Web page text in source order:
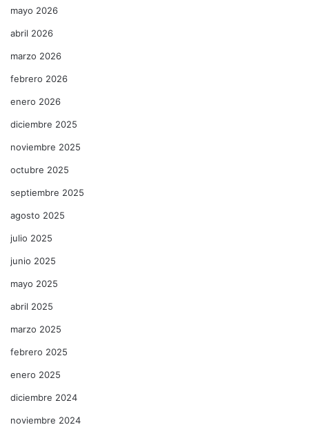
mayo 2026
abril 2026
marzo 2026
febrero 2026
enero 2026
diciembre 2025
noviembre 2025
octubre 2025
septiembre 2025
agosto 2025
julio 2025
junio 2025
mayo 2025
abril 2025
marzo 2025
febrero 2025
enero 2025
diciembre 2024
noviembre 2024